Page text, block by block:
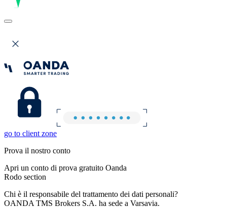
go to client zone
Prova il nostro conto
Apri un conto di prova gratuito Oanda
Rodo section
Chi è il responsabile del trattamento dei dati personali?
OANDA TMS Brokers S.A. ha sede a Varsavia.